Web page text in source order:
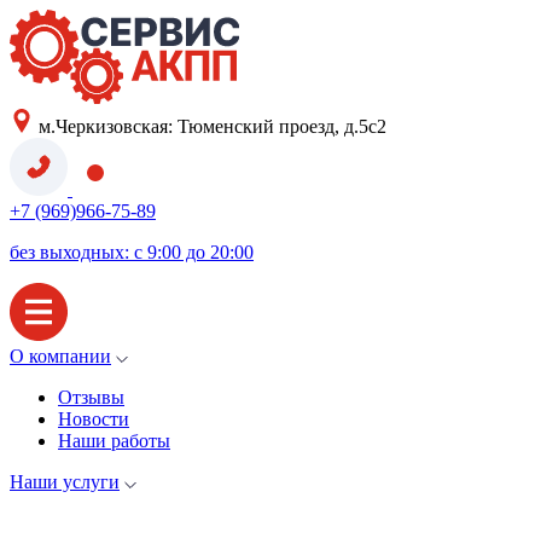
м.Черкизовская: Тюменский проезд, д.5с2
+7 (969)966-75-89
без выходных: с 9:00 до 20:00
О компании
Отзывы
Новости
Наши работы
Наши услуги